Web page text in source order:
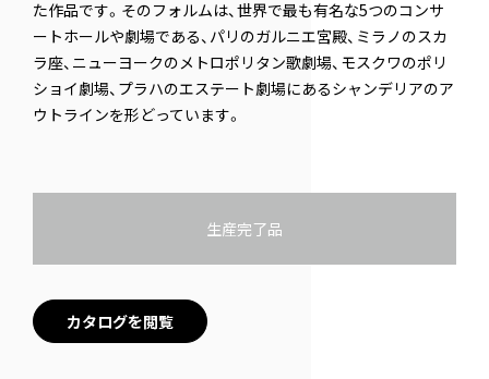
た作品です。そのフォルムは、世界で最も有名な5つのコンサ
ートホールや劇場である、パリのガルニエ宮殿、ミラノのスカ
ラ座、ニューヨークのメトロポリタン歌劇場、モスクワのポリ
ショイ劇場、プラハのエステート劇場にあるシャンデリアのア
ウトラインを形どっています。
生産完了品
カタログを閲覧